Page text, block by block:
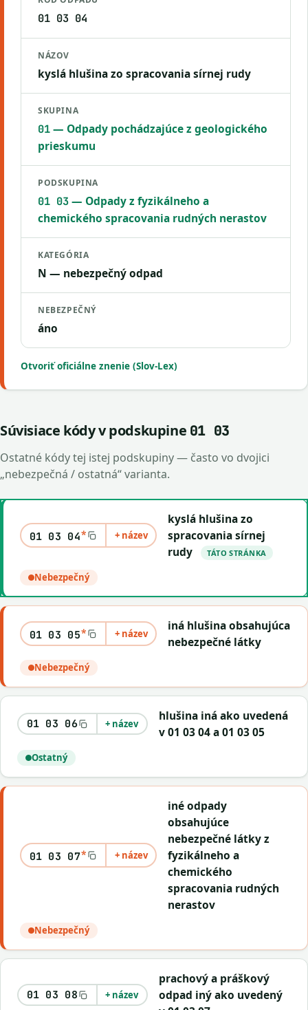
01 03 04
NÁZOV
kyslá hlušina zo spracovania sírnej rudy
SKUPINA
01— Odpady pochádzajúce z geologického
prieskumu
PODSKUPINA
01 03— Odpady z fyzikálneho a
chemického spracovania rudných nerastov
KATEGÓRIA
N — nebezpečný odpad
NEBEZPEČNÝ
áno
Otvoriť oficiálne znenie (Slov-Lex)
Súvisiace kódy v podskupine 01 03
Ostatné kódy tej istej podskupiny — často vo dvojici
„nebezpečná / ostatná“ varianta.
01 03 04* + název
kyslá hlušina zo
spracovania sírnej
rudy
TÁTO STRÁNKA
Nebezpečný
01 03 05* + název
iná hlušina obsahujúca
nebezpečné látky
Nebezpečný
01 03 06 + název
hlušina iná ako uvedená
v 01 03 04 a 01 03 05
Ostatný
01 03 07* + název
iné odpady
obsahujúce
nebezpečné látky z
fyzikálneho a
chemického
spracovania rudných
nerastov
Nebezpečný
01 03 08 + název
prachový a práškový
odpad iný ako uvedený